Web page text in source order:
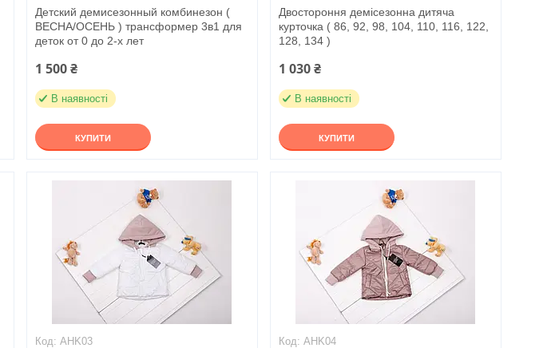
Детский демисезонный комбинезон (
ВЕСНА/ОСЕНЬ ) трансформер 3в1 для
деток от 0 до 2-х лет
1 500 ₴
В наявності
КУПИТИ
Двостороння демісезонна дитяча
курточка ( 86, 92, 98, 104, 110, 116, 122,
128, 134 )
1 030 ₴
В наявності
КУПИТИ
AHK03 AHK04